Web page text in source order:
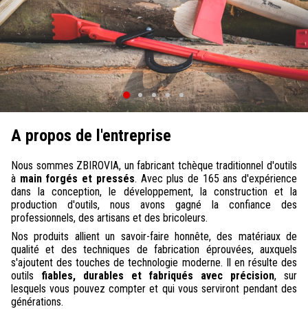
Qui sommes-nous
A propos de l'entreprise
Nous sommes ZBIROVIA, un fabricant tchèque traditionnel d'outils
à main forgés et pressés. Avec plus de 165 ans d'expérience
dans la conception, le développement, la construction et la
production d'outils, nous avons gagné la confiance des
professionnels, des artisans et des bricoleurs.
Nos produits allient un savoir-faire honnête, des matériaux de
qualité et des techniques de fabrication éprouvées, auxquels
s'ajoutent des touches de technologie moderne. Il en résulte des
outils fiables, durables et fabriqués avec précision, sur
lesquels vous pouvez compter et qui vous serviront pendant des
générations.